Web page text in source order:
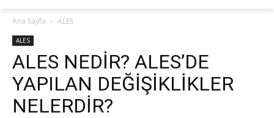
Ana Sayfa ALES
ALES
ALES NEDİR? ALES’DE
YAPILAN DEĞİŞİKLİKLER
NELERDİR?